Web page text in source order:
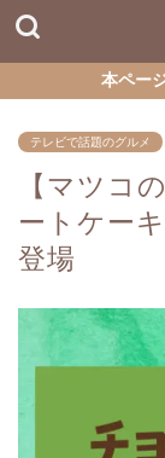
本ペー
テレビで話題のグルメ
【マツコ
ートケー
登場